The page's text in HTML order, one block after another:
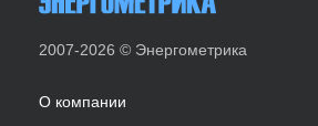
2007-2026 © Энергометрика
О компании